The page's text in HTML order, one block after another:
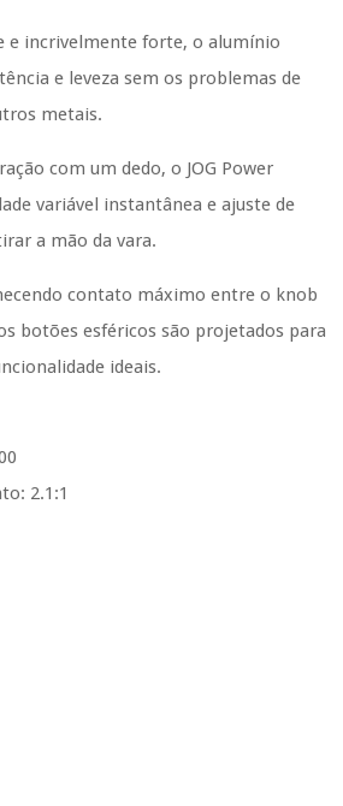
e incrivelmente forte, o alumínio
e leveza sem os problemas de
metais.
com um dedo, o JOG Power
variável instantânea e ajuste de
a mão da vara.
contato máximo entre o knob
botões esféricos são projetados para
ideais.
2.1:1